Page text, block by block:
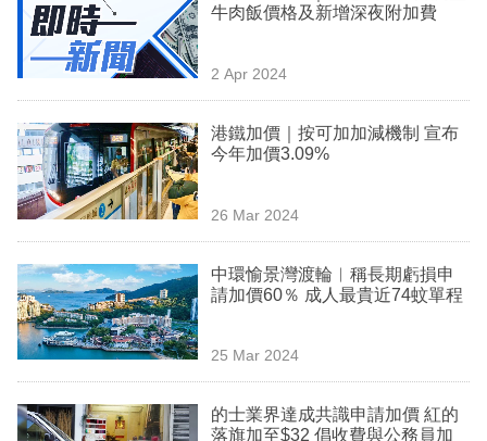
牛肉飯價格及新增深夜附加費
2 Apr 2024
港鐵加價｜按可加加減機制 宣布
今年加價3.09%
26 Mar 2024
中環愉景灣渡輪︳稱長期虧損申
請加價60％ 成人最貴近74蚊單程
25 Mar 2024
的士業界達成共識申請加價 紅的
落旗加至$32 倡收費與公務員加